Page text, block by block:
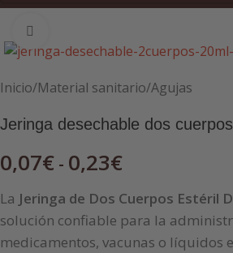
Inicio/Material sanitario/Agujas
Jeringa desechable dos cuerpos
0,07€ - 0,23€
La Jeringa de Dos Cuerpos Estéril
solución confiable para la
medicamentos, vacunas o líquidos